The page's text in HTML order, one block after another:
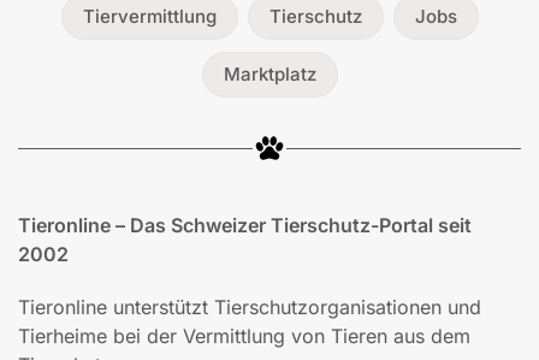
Tiervermittlung Tierschutz Jobs
Marktplatz
Tieronline – Das Schweizer Tierschutz-Portal seit
2002
Tieronline unterstützt Tierschutzorganisationen und
Tierheime bei der Vermittlung von Tieren aus dem